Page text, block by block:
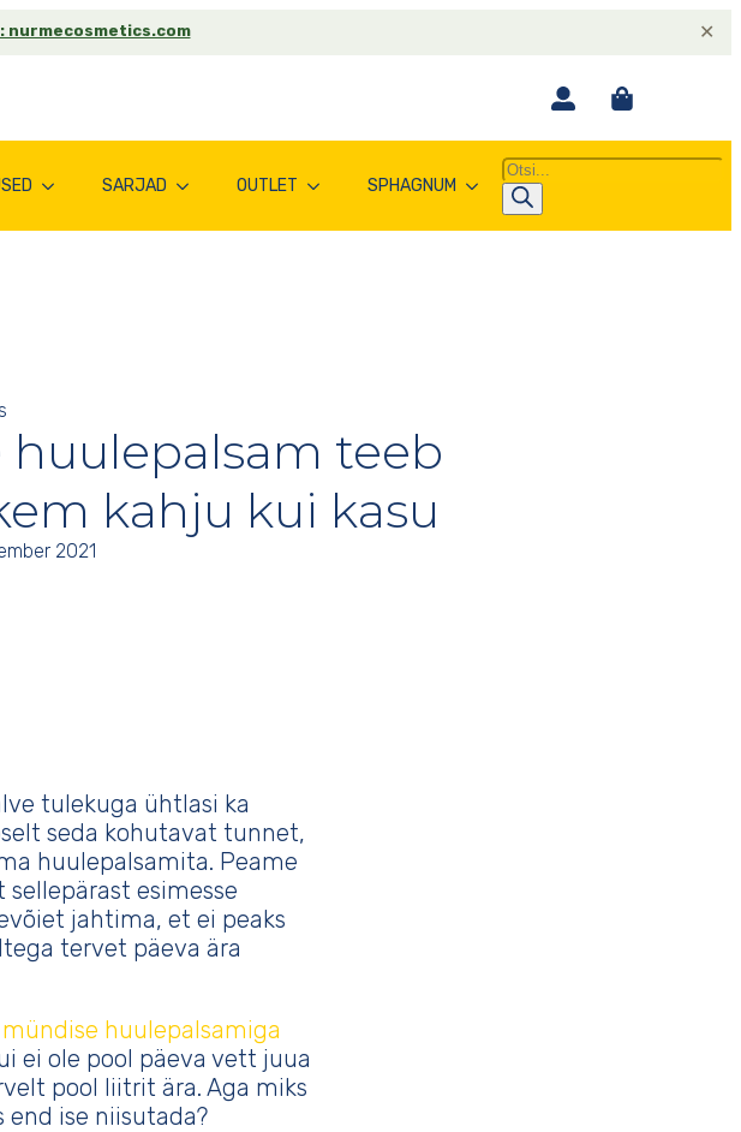
nurmecosmetics.com ✕
SARJAD OUTLET SPHAGNUM
Products
search
huulepalsam teeb
kahju kui kasu
2021
tulekuga ühtlasi ka
seda kohutavat tunnet,
huulepalsamita. Peame
esimesse
jahtima, et ei peaks
tervet päeva ära
huulepalsamiga
ei ole pool päeva vett juua
pool liitrit ära. Aga miks
end ise niisutada?